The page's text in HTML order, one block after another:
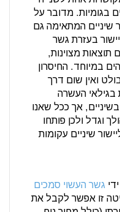
בגומיות. מדובר על
שיניים המתאימה גם
בעזרת גשר
מצוינות,
במיוחד. החיסרון
ואין שום דרך
בגילאי העשרה
אך ככל שאנו
וגדל ולכן פותחו
שיניים עקומות
גשר העשוי סמכים
זו אפשר לקבל את